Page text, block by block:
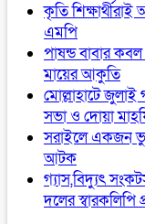
কৃতি
এমপি
পাষন্ড বাবার
মায়ের আকুতি
মোল্লাহাটে
সভা ও দোয়া
সরাইলে একজন
আটক
গ্যাস,বিদ্যুৎ
দলের স্বারকলিপি